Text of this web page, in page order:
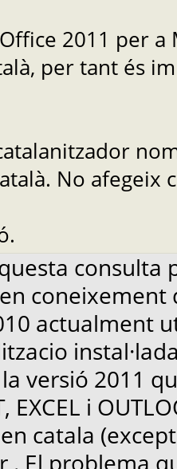
2011 per
per tant és
No afegeix
consulta
actualment
versió 2011
EXCEL i
catala
. El problema